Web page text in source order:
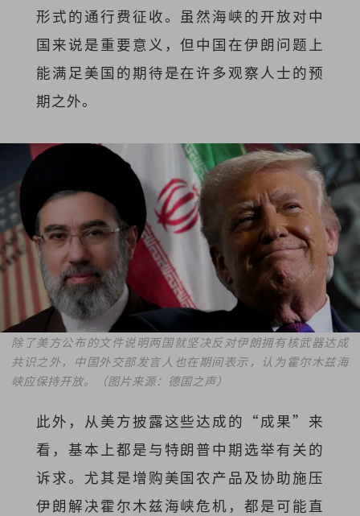
形式的通行费征收。虽然海峡的开放对中
国来说是重要意义，但中国在伊朗问题上
能满足美国的期待是在许多观察人士的预
期之外。
除了美方公布的文件说明两国就坚决反对伊朗拥有核武器达成
共识之外，中国外交部发言人也在期间表示，认为霍尔木兹海
峡应保持开放。
（图片来源：德国之声）
此外，从美方披露这些达成的“成果”来
看，基本上都是与特朗普中期选举有关的
诉求。尤其是增购美国农产品及协助施压
伊朗解决霍尔木兹海峡危机，都是可能直